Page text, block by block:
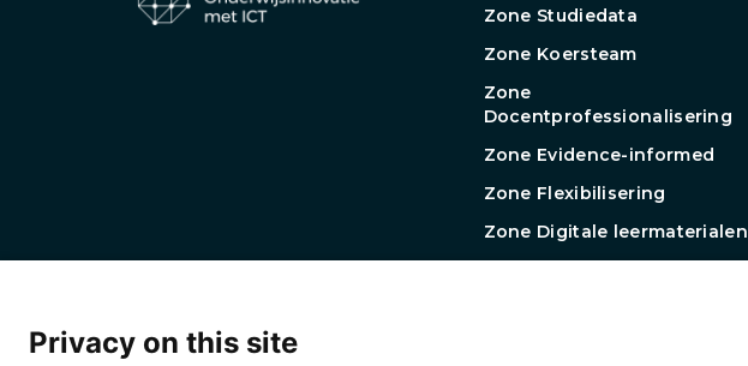
Zone Studiedata
Zone Koersteam
Zone
Docentprofessionalisering
Zone Evidence-informed
Zone Flexibilisering
Zone Digitale leermaterialen
Privacy on this site